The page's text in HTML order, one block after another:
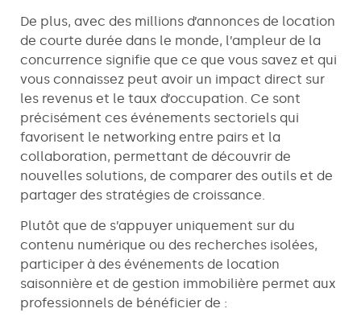
De plus, avec des millions d’annonces de location
de courte durée dans le monde, l’ampleur de la
concurrence signifie que ce que vous savez et qui
vous connaissez peut avoir un impact direct sur
les revenus et le taux d’occupation. Ce sont
précisément ces événements sectoriels qui
favorisent le networking entre pairs et la
collaboration, permettant de découvrir de
nouvelles solutions, de comparer des outils et de
partager des stratégies de croissance.
Plutôt que de s’appuyer uniquement sur du
contenu numérique ou des recherches isolées,
participer à des événements de location
saisonnière et de gestion immobilière permet aux
professionnels de bénéficier de :